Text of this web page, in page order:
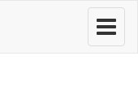
Toggle